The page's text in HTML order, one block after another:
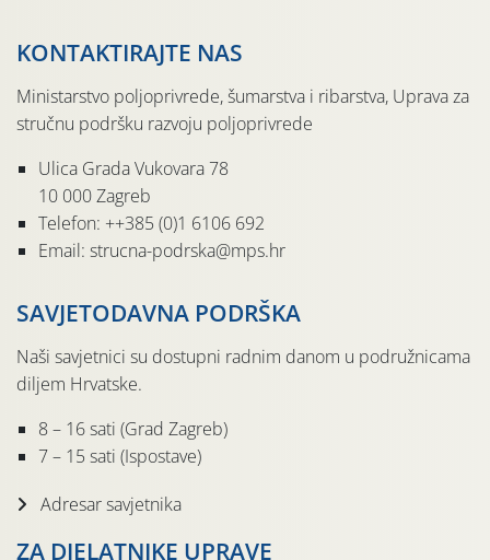
KONTAKTIRAJTE NAS
Ministarstvo poljoprivrede, šumarstva i ribarstva, Uprava za
stručnu podršku razvoju poljoprivrede
Ulica Grada Vukovara 78
10 000 Zagreb
Telefon: ++385 (0)1 6106 692
Email: strucna-podrska@mps.hr
SAVJETODAVNA PODRŠKA
Naši savjetnici su dostupni radnim danom u podružnicama
diljem Hrvatske.
8 – 16 sati (Grad Zagreb)
7 – 15 sati (Ispostave)
Adresar savjetnika
ZA DJELATNIKE UPRAVE